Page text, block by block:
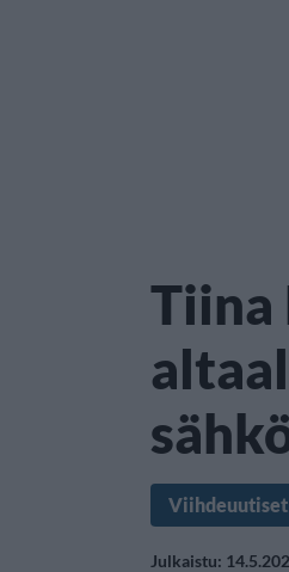
Tiina
Viihdeuutiset
Julkaistu: